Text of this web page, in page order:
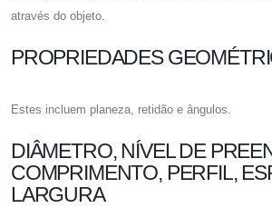
através do objeto.
PROPRIEDADES
Estes incluem planeza, retidão e ângulos.
DIÂMETRO, NÍVEL DE
COMPRIMENTO, PERFIL,
LARGURA